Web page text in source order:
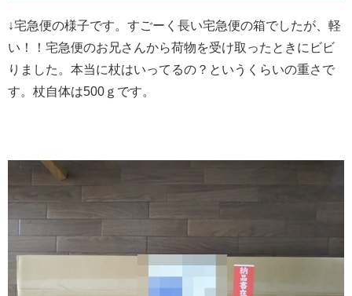
↓宅急便の様子です。すごーく長い宅急便の箱でしたが、軽
い！！宅急便のお兄さんから荷物を受け取ったときにビビ
りました。本当に杖はいってるの？というくらいの重さで
す。杖自体は500ｇです。